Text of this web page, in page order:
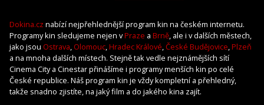
Dokina.cz nabízí nejpřehlednější program kin na českém internetu.
Programy kin sledujeme nejen vPraze a Brně, ale i v dalších městech,
jako jsou Ostrava, Olomouc,Hradec Králové,České Budějovice,Plzeň
a na mnoha dalších místech. Stejně tak vedle nejznámějších sítí
Cinema City a Cinestar přinášíme i programy menších kin po celé
České republice. Náš program kin je vždy kompletní a přehledný,
takže snadno zjistíte, na jaký film a do jakého kina zajít.